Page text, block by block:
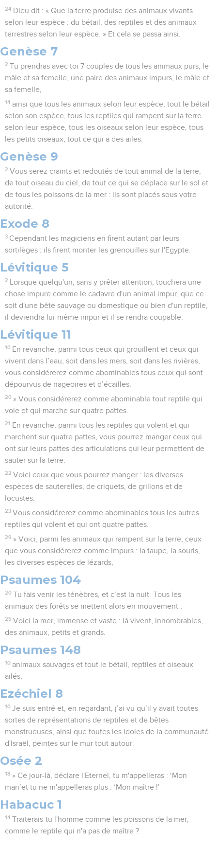
24 Dieu dit : « Que la terre produise des animaux vivants
selon leur espèce : du bétail, des reptiles et des animaux
terrestres selon leur espèce. » Et cela se passa ainsi.
Genèse 7
2 Tu prendras avec toi 7 couples de tous les animaux purs, le
mâle et sa femelle, une paire des animaux impurs, le mâle et
sa femelle,
14 ainsi que tous les animaux selon leur espèce, tout le bétail
selon son espèce, tous les reptiles qui rampent sur la terre
selon leur espèce, tous les oiseaux selon leur espèce, tous
les petits oiseaux, tout ce qui a des ailes.
Genèse 9
2 Vous serez craints et redoutés de tout animal de la terre,
de tout oiseau du ciel, de tout ce qui se déplace sur le sol et
de tous les poissons de la mer : ils sont placés sous votre
autorité.
Exode 8
3 Cependant les magiciens en firent autant par leurs
sortilèges : ils firent monter les grenouilles sur l'Egypte.
Lévitique 5
2
Lorsque quelqu'un, sans y prêter attention, touchera une
chose impure comme le cadavre d'un animal impur, que ce
soit d'une bête sauvage ou domestique ou bien d'un reptile,
il deviendra lui-même impur et il se rendra coupable.
Lévitique 11
10 En revanche, parmi tous ceux qui grouillent et ceux qui
vivent dans l’eau, soit dans les mers, soit dans les rivières,
vous considérerez comme abominables tous ceux qui sont
dépourvus de nageoires et d’écailles.
20 » Vous considérerez comme abominable tout reptile qui
vole et qui marche sur quatre pattes.
21 En revanche, parmi tous les reptiles qui volent et qui
marchent sur quatre pattes, vous pourrez manger ceux qui
ont sur leurs pattes des articulations qui leur permettent de
sauter sur la terre.
22 Voici ceux que vous pourrez manger : les diverses
espèces de sauterelles, de criquets, de grillons et de
locustes.
23 Vous considérerez comme abominables tous les autres
reptiles qui volent et qui ont quatre pattes.
29 » Voici, parmi les animaux qui rampent sur la terre, ceux
que vous considérerez comme impurs : la taupe, la souris,
les diverses espèces de lézards,
Psaumes 104
20 Tu fais venir les ténèbres, et c’est la nuit. Tous les
animaux des forêts se mettent alors en mouvement ;
25 Voici la mer, immense et vaste : là vivent, innombrables,
des animaux, petits et grands.
Psaumes 148
10 animaux sauvages et tout le bétail, reptiles et oiseaux
ailés,
Ezéchiel 8
10 Je suis entré et, en regardant, j’ai vu qu’il y avait toutes
sortes de représentations de reptiles et de bêtes
monstrueuses, ainsi que toutes les idoles de la communauté
d'Israël, peintes sur le mur tout autour.
Osée 2
18 » Ce jour-là, déclare l'Eternel, tu m'appelleras : ‘Mon
mari’et tu ne m'appelleras plus : ‘Mon maître !’
Habacuc 1
14 Traiterais-tu l'homme comme les poissons de la mer,
comme le reptile qui n'a pas de maître ?